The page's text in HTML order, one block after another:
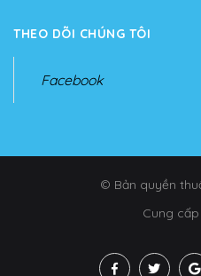
THEO DÕI CHÚNG TÔI
Facebook
© Bản quyền
Cung